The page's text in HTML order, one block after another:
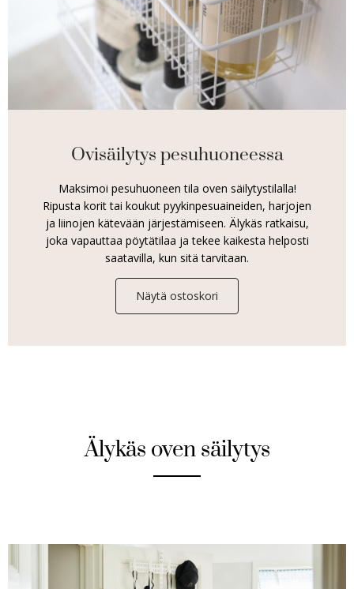
Ovisäilytys pesuhuoneessa
Maksimoi pesuhuoneen tila oven säilytystilalla!
Ripusta korit tai koukut pyykinpesuaineiden, harjojen
ja liinojen kätevään järjestämiseen. Älykäs ratkaisu,
joka vapauttaa pöytätilaa ja tekee kaikesta helposti
saatavilla, kun sitä tarvitaan.
Näytä ostoskori
Älykäs oven säilytys